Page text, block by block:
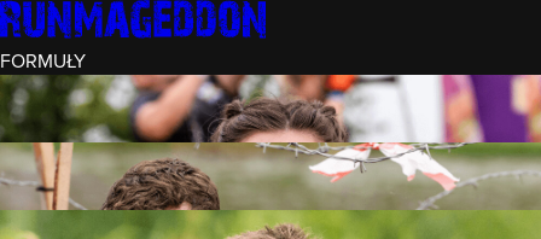
FORMUŁY
INTRO (¼)
15 PRZESZKÓD
3 KM+
REKRUT (½)
30 PRZESZKÓD
6 KM+
RUNMAGEDDON